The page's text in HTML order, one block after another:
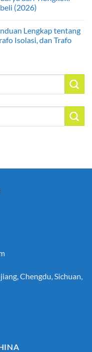
(2026)
Lengkap tentang
Isolasi, dan Trafo
Chengdu, Sichuan,